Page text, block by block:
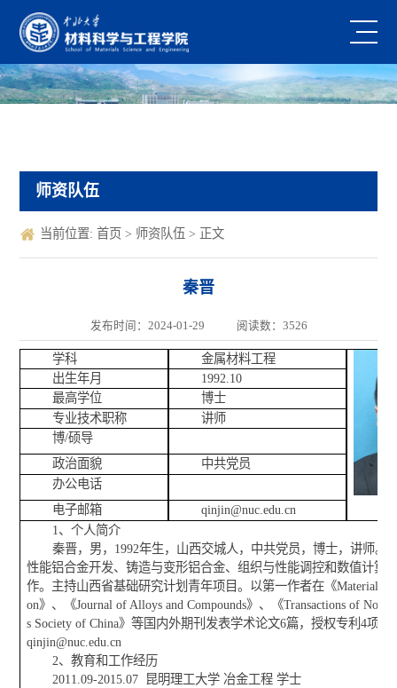
师资队伍
当前位置: 首页 > 师资队伍 > 正文
秦晋
发布时间：2024-01-29 阅读数： 3526
学科
金属材料工程
出生年月
1992.10
最高学位
博士
专业技术职称
讲师
博/硕导
政治面貌
中共党员
办公电话
电子邮箱
qinjin@nuc.edu.cn
1、个人简介
秦晋，男，1992年生，山西交城人，中共党员，博士，讲师。
性能铝合金开发、铸造与变形铝合金、组织与性能调控和数值计算
作。主持山西省基础研究计划青年项目。以第一作者在《Materials
on》、《Journal of Alloys and Compounds》、《Transactions of
s Society of China》等国内外期刊发表学术论文6篇，授权专利4项。
qinjin@nuc.edu.cn
2、教育和工作经历
2011.09-2015.07 昆明理工大学 冶金工程 学士